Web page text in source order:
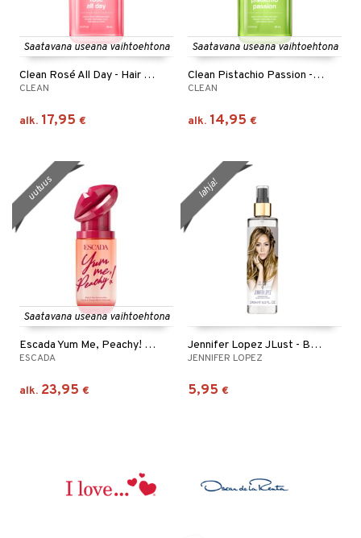
Saatavana useana vaihtoehtona
Clean Rosé All Day - Hair & Body Perfume Mist
CLEAN
alk. 17,95 €
Saatavana useana vaihtoehtona
Clean Pistachio Passion - Hair & Body Perfume Mist
CLEAN
alk. 14,95 €
Saatavana useana vaihtoehtona
Escada Yum Me, Peachy! - Body Mist
ESCADA
alk. 23,95 €
uutuus
Jennifer Lopez JLust - Body Mist
JENNIFER LOPEZ
5,95 €
lahja!